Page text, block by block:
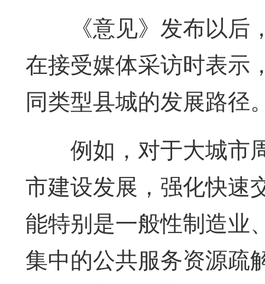
《意见》发布以后，
在接受媒体采访时表示
同类型县城的发展路径
例如，对于大城市周
市建设发展，强化快速
能特别是一般性制造业
集中的公共服务资源疏